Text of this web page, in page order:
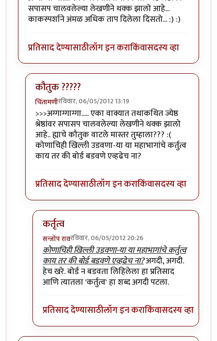
सपासप चालवलेल्या लेखणीने थक्क झालो आहे...
काकस्पर्शाने अंमळ अधिक ताप दिलेला दिसतो... :) :)
प्रतिसाद देण्यासाठीलॉग इन कराकिंवासदस्य व्हा
कौतुक ?????
चिंतामणीरविवार, 06/05/2012 13:19
In reply toहाण्ण....byभडकमकर मास्तर
>>>अग्गाग्गाग्गा..... एका वाक्यात तथाकथित ज्येष्ठ
श्रेष्ठांवर सपासप चालवलेल्या लेखणीने थक्क झालो
आहे.. ह्याचे कौतुक वाटले मास्तर तुम्हाला??? :(
कोणाचिही खिल्ली उडवणा-या या महाभागांचे कर्तुत्व
काय तर की बोर्ड बडवणे एव्हढेच ना?
प्रतिसाद देण्यासाठीलॉग इन कराकिंवासदस्य व्हा
कर्तृत्व
सन्जोप रावरविवार, 06/05/2012 20:26
In reply toकौतुक ?????byचिंतामणी
कोणाचिही खिल्ली उडवणा-या या महाभागांचे कर्तुत्व
काय तर की बोर्ड बडवणे एव्हढेच ना?अगदी, अगदी.
हेच खरे. बोर्ड न बडवता लिहिलेला हा प्रतिसाद
आणि त्यातला 'कर्तुत्व' हा शब्द अगदी पटला.
प्रतिसाद देण्यासाठीलॉग इन कराकिंवासदस्य व्हा